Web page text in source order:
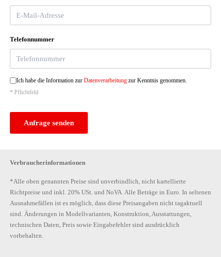
Telefonnummer
Ich habe die Information zur Datenverarbeitung zur Kenntnis genommen.
* Pflichtfeld
Anfrage senden
Verbraucherinformationen
*Alle oben genannten Preise sind unverbindlich, nicht kartellierte
Richtpreise und inkl. 20% USt. und NoVA. Alle Beträge in Euro. In seltenen
Ausnahmefällen ist es möglich, dass diese Preisangaben nicht tagaktuell
sind. Änderungen in Modellvarianten, Konstruktion, Ausstattungen,
technischen Daten, Preis sowie Eingabefehler sind ausdrücklich
vorbehalten.